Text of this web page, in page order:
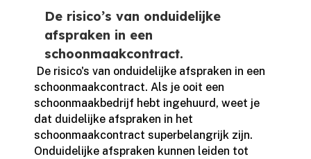
De risico’s van onduidelijke
afspraken in een
schoonmaakcontract.
​ De risico's van onduidelijke afspraken in een
schoonmaakcontract.​ Als je ooit een
schoonmaakbedrijf hebt ingehuurd, weet je
dat duidelijke afspraken in het
schoonmaakcontract superbelangrijk zijn.​
Onduidelijke afspraken kunnen leiden tot